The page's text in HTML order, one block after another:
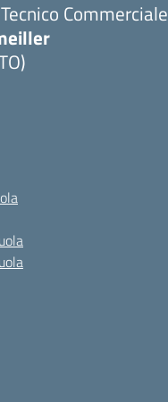
Commerciale